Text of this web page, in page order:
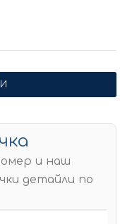
и наш
детайли по